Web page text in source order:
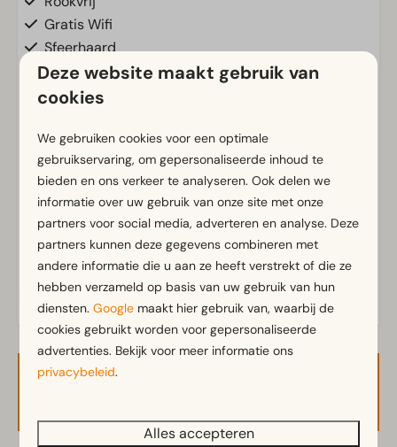
Gratis Wifi
Sfeerhaard
Parkeergelegenheid nabij vakantieverblijf
Aparte toiletten: 1
Badkamer(s) beneden: 1
Parasol
Terras
Tuin
Tuinset
Keuken
Inductiekookplaat
Toon meer ↓
Deze website maakt gebruik van
cookies
We gebruiken cookies voor een optimale
gebruikservaring, om gepersonaliseerde inhoud te
bieden en ons verkeer te analyseren. Ook delen we
informatie over uw gebruik van onze site met onze
partners voor social media, adverteren en analyse. Deze
partners kunnen deze gegevens combineren met
andere informatie die u aan ze heeft verstrekt of die ze
hebben verzameld op basis van uw gebruik van hun
diensten.Google maakt hier gebruik van, waarbij de
cookies gebruikt worden voor gepersonaliseerde
advertenties. Bekijk voor meer informatie ons
privacybeleid.
Alles accepteren